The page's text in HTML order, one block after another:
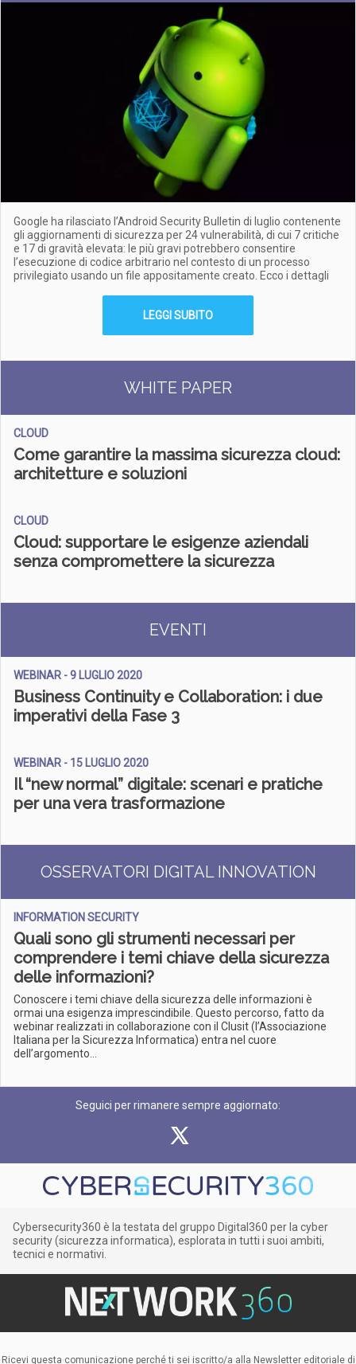
Google ha rilasciato l’Android Security Bulletin di luglio contenente
gli aggiornamenti di sicurezza per 24 vulnerabilità, di cui 7 critiche
e 17 di gravità elevata: le più gravi potrebbero consentire
l’esecuzione di codice arbitrario nel contesto di un processo
privilegiato usando un file appositamente creato. Ecco i dettagli
LEGGI SUBITO
WHITE PAPER
CLOUD
Come garantire la massima sicurezza cloud:
architetture e soluzioni
CLOUD
Cloud: supportare le esigenze aziendali
senza compromettere la sicurezza
EVENTI
WEBINAR - 9 LUGLIO 2020
Business Continuity e Collaboration: i due
imperativi della Fase 3
WEBINAR - 15 LUGLIO 2020
Il “new normal” digitale: scenari e pratiche
per una vera trasformazione
OSSERVATORI DIGITAL INNOVATION
INFORMATION SECURITY
Quali sono gli strumenti necessari per
comprendere i temi chiave della sicurezza
delle informazioni?
Conoscere i temi chiave della sicurezza delle informazioni è
ormai una esigenza imprescindibile. Questo percorso, fatto da
webinar realizzati in collaborazione con il Clusit (l’Associazione
Italiana per la Sicurezza Informatica) entra nel cuore
dell’argomento...
Seguici per rimanere sempre aggiornato:
Cybersecurity360 è la testata del gruppo Digital360 per la cyber
security (sicurezza informatica), esplorata in tutti i suoi ambiti,
tecnici e normativi.
Ricevi questa comunicazione perché ti sei iscritto/a alla Newsletter editoriale di